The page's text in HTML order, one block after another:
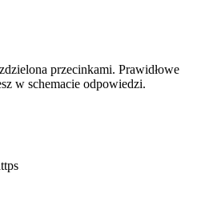
przecinkami. Prawidłowe
w schemacie odpowiedzi.